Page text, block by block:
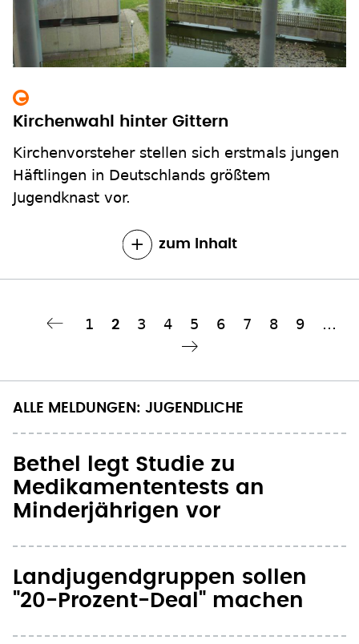
Kirchenwahl hinter Gittern
Kirchenvorsteher stellen sich erstmals jungen
Häftlingen in Deutschlands größtem
Jugendknast vor.
zum Inhalt
Seitennummerierung
Seite
1
Aktuelle
2 Seite
3 Seite
4 Seite
5 Seite
6 Seite
7 Seite
8 Seite
9
…
ALLE MELDUNGEN: JUGENDLICHE
Bethel legt Studie zu
Medikamententests an
Minderjährigen vor
Landjugendgruppen sollen
"20-Prozent-Deal" machen